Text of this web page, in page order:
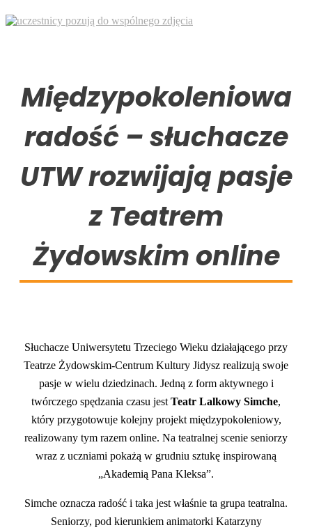
Międzypokoleniowa
radość – słuchacze
UTW rozwijają pasje
z Teatrem
Żydowskim online
Słuchacze Uniwersytetu Trzeciego Wieku działającego przy
Teatrze Żydowskim-Centrum Kultury Jidysz realizują swoje
pasje w wielu dziedzinach. Jedną z form aktywnego i
twórczego spędzania czasu jest Teatr Lalkowy Simche,
który przygotowuje kolejny projekt międzypokoleniowy,
realizowany tym razem online. Na teatralnej scenie seniorzy
wraz z uczniami pokażą w grudniu sztukę inspirowaną
„Akademią Pana Kleksa”.
Simche oznacza radość i taka jest właśnie ta grupa teatralna.
Seniorzy, pod kierunkiem animatorki Katarzyny